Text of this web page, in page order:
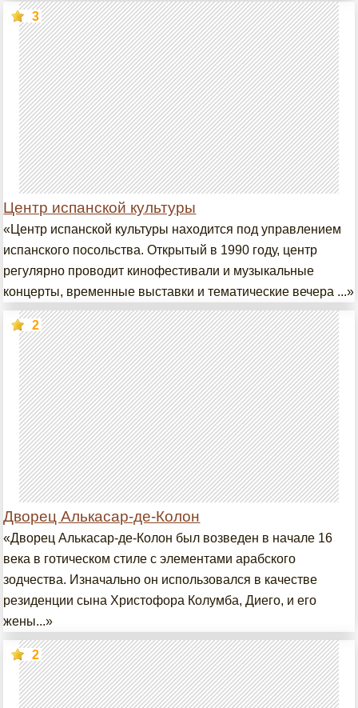
Центр испанской культуры
3
«Центр испанской культуры находится под управлением
испанского посольства. Открытый в 1990 году, центр
регулярно проводит кинофестивали и музыкальные
концерты, временные выставки и тематические вечера ...»
Дворец Алькасар-де-Колон
2
«Дворец Алькасар-де-Колон был возведен в начале 16
века в готическом стиле с элементами арабского
зодчества. Изначально он использовался в качестве
резиденции сына Христофора Колумба, Диего, и его
жены...»
2